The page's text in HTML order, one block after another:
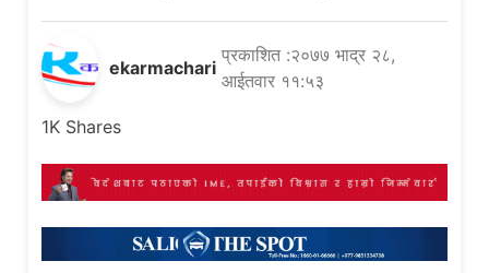
ekarmachari
प्रकाशित :२०७७ भाद्र २८,
आईतवार ११:५३
1K Shares